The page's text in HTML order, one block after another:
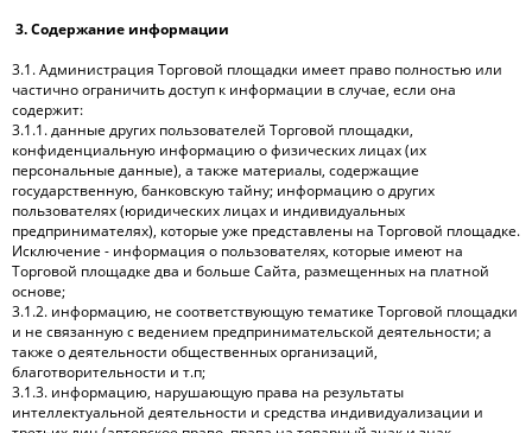
3. Содержание информации
3.1. Администрация Торговой площадки имеет право полностью или
частично ограничить доступ к информации в случае, если она
содержит:
3.1.1. данные других пользователей Торговой площадки,
конфиденциальную информацию о физических лицах (их
персональные данные), а также материалы, содержащие
государственную, банковскую тайну; информацию о других
пользователях (юридических лицах и индивидуальных
предпринимателях), которые уже представлены на Торговой площадке.
Исключение - информация о пользователях, которые имеют на
Торговой площадке два и больше Сайта, размещенных на платной
основе;
3.1.2. информацию, не соответствующую тематике Торговой площадки
и не связанную с ведением предпринимательской деятельности; а
также о деятельности общественных организаций,
благотворительности и т.п;
3.1.3. информацию, нарушающую права на результаты
интеллектуальной деятельности и средства индивидуализации и